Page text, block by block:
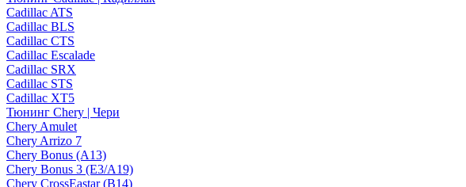
Cadillac ATS
Cadillac BLS
Cadillac CTS
Cadillac Escalade
Cadillac SRX
Cadillac STS
Cadillac XT5
Тюнинг Chery | Чери
Chery Amulet
Chery Arrizo 7
Chery Bonus (A13)
Chery Bonus 3 (E3/A19)
Chery CrossEastar (B14)